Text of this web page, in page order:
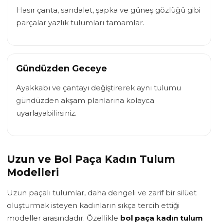
Hasır çanta, sandalet, şapka ve güneş gözlüğü gibi
parçalar yazlık tulumları tamamlar.
Gündüzden Geceye
Ayakkabı ve çantayı değiştirerek aynı tulumu
gündüzden akşam planlarına kolayca
uyarlayabilirsiniz.
Uzun ve Bol Paça Kadın Tulum
Modelleri
Uzun paçalı tulumlar, daha dengeli ve zarif bir silüet
oluşturmak isteyen kadınların sıkça tercih ettiği
modeller arasındadır. Özellikle bol paça kadın tulum